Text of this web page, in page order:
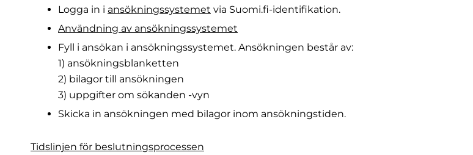
Logga in i ansökningssystemet via Suomi.fi-identifikation.
Användning av ansökningssystemet
Fyll i ansökan i ansökningssystemet. Ansökningen består av:
1) ansökningsblanketten
2) bilagor till ansökningen
3) uppgifter om sökanden -vyn
Skicka in ansökningen med bilagor inom ansökningstiden.
Tidslinjen för beslutningsprocessen